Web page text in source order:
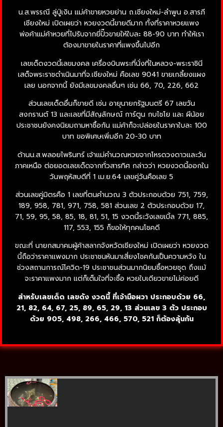
น.ส.พรรณี ลู่ปู่เงิน แม่ค้าขายหวยย่าน ถ.เชียงใหม่-ลำพูน อ.สารภี
เชียงใหม่ เปิดเผยว่า หวยงวดนี้ขายดีมาก ทั้งที่ราคาหวยแพง
พ่อค้าแม่ค้าหวยที่ไปรับจากยี่ปั๊วขายให้ใบละ 88-90 บาท ทำให้เรา
ต้องมาขายในราคาที่แพงขึ้นไปอีก
เลขเด็ดงวดนี้เลขมงคล เครื่องบินพระที่นั่งที่ในหลวง-พระราชินี
เสด็จพระราชดำเนินมาที่จ.เชียงใหม่ คือเลข 9041 ขายเกลี้ยงแผง
เลย นอกจากนี้ ยังมีเลขมงคลอื่นๆ เช่น 66, 70, 226, 662
ส่วนเลขเด็ดอื่นก็ขายดี เช่น อายุนายกรัฐมนตรี 67 เลขวัน
สงกรานต์ 13 และเลขที่มีสัญลักษณ์ การ์ตูน กบไชโย และ ผีน้อย
ประชาชนยังคงนิยมถามหาซื้อกัน แม่ค้าก็จะปล่อยในราคาใบละ 100
บาท ขอพิเศษเพิ่มอีก 20-30 บาท
ด้านน.ส.พลอยไพรินทร์ เจ้าแม่คำนวณหวยจากโหรดวงดาวและวัน
ภาคเหนือ ต่อยอดเลขเด็ดจากทั่วสารทิศ กล่าวว่า หวยงวดนี้ออกใน
วันพฤหัสบดีที่ 1 เม.ย.64 เลขคู่วันคือเลข 5
ส่วนเลขคู่มิตรคือ 1 เลขที่ตนคำนวณ 3 ตัวประกอบด้วย 751, 759,
189, 958, 781, 971, 758, 581 ส่วนเลข 2 ตัวประกอบด้วย 17,
71, 59, 95, 58, 85, 18, 81, 51, 15 งวดนี้ระวังเลขเบิ้ล 771, 885,
117, 553, 155 ก็ขอให้ทุกคนโชคดี
ขณะที่ นายกสมาคมผู้ค้าสลากจังหวัดเชียงใหม่ เปิดเผยว่า หวยงวด
นี้ถือว่าราคาแพงมาก ประชาชนหันมาเสี่ยงโชคกันเป็นความหวัง ใน
ช่วงสถานการณ์โควิด-19 ประชาชนส่วนมากนิยมซื้อหวยชุด ถึงแม้
จะราคาแพงมาก แต่ก็เต็มใจที่จะซื้อ หวยใบเดียวขายไม่ค่อยดี
สำหรับเลขเด็ด เลขดัง งวดนี้ ที่เจ้ามือผวา ประกอบด้วย 66,
21, 82, 64, 67, 25, 89, 65, 29, 13 ส่วนเลข 3 ตัว ประกอบ
ด้วย 905, 498, 266, 466, 570, 521 ก็ต้องลุ้นกัน